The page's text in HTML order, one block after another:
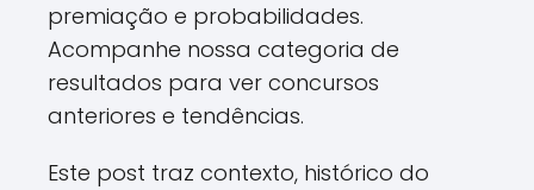
premiação e probabilidades.
Acompanhe nossa categoria de
resultados para ver concursos
anteriores e tendências.
Este post traz contexto, histórico do